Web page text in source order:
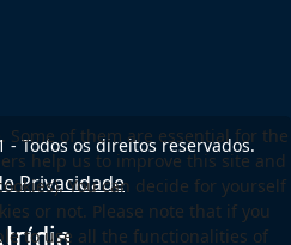
- Todos os direitos reservados.
Privacidade
Some of them are essential for the
help us to improve this site and
You can decide for yourself
or not. Please note that if you
to use all the functionalities of